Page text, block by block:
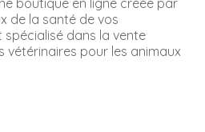
de la santé de vos
dans la vente
vétérinaires pour les animaux